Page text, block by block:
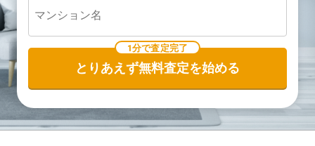
1分で査定完了
とりあえず無料査定を始める